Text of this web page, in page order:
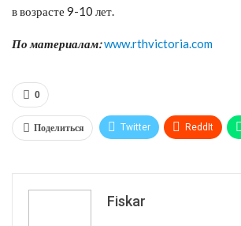
в возрасте 9-10 лет.
По материалам:www.rthvictoria.com
0
Поделиться Twitter ReddIt
Fiskar